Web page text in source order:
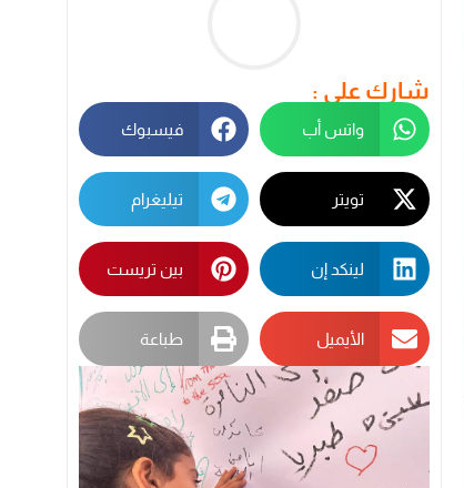
شارك على :
واتس أب فيسبوك
تويتر تيليغرام
لينكد إن بين تريست
الأيميل طباعة